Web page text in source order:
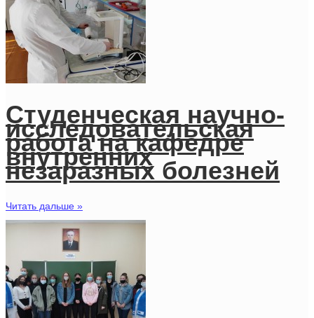
Студенческая научно-
исследовательская
работа на кафедре
внутренних
незаразных болезней
Читать дальше »